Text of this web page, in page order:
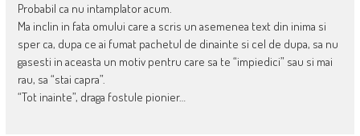
Probabil ca nu intamplator acum.
Ma inclin in fata omului care a scris un asemenea text din inima si
sper ca, dupa ce ai fumat pachetul de dinainte si cel de dupa, sa nu
gasesti in aceasta un motiv pentru care sa te “impiedici” sau si mai
rau, sa “stai capra”.
“Tot inainte”, draga fostule pionier…